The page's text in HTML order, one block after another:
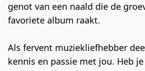
genot van een naald die de
favoriete album raakt.
Als fervent muziekliefhebber
kennis en passie met jou. Heb